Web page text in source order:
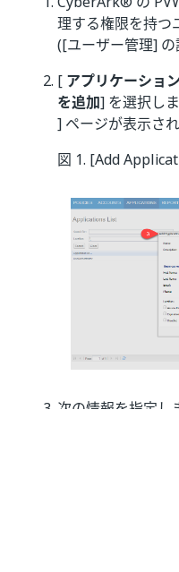
理する権限を持つ
([ユーザー管理] の
[ アプリケーション
を追加] を選択し
] ページが表示され
図 1. [Add
次の情報を指定し